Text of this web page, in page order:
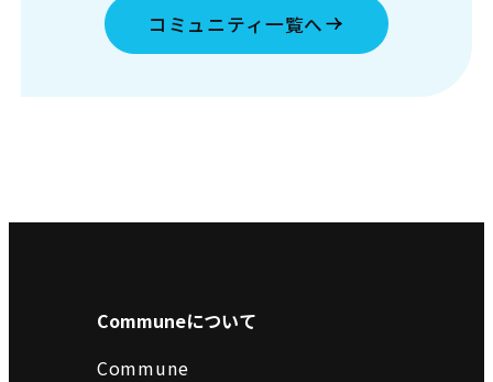
コミュニティ一覧へ
Communeについて
Commune